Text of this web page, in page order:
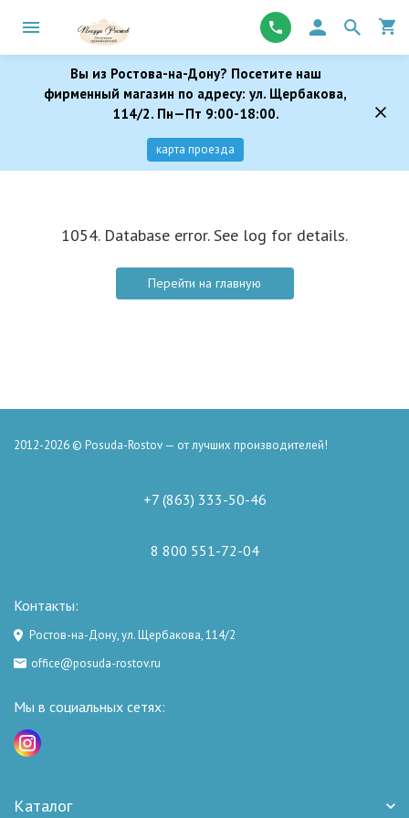
Вы из Ростова-на-Дону? Посетите наш
фирменный магазин по адресу: ул. Щербакова,
114/2. Пн—Пт 9:00-18:00.
карта проезда
1054. Database error. See log for details.
Перейти на главную
2012-2026 © Posuda-Rostov — от лучших производителей!
+7 (863) 333-50-46
8 800 551-72-04
Контакты:
Ростов-на-Дону, ул. Щербакова, 114/2
office@posuda-rostov.ru
Мы в социальных сетях:
Каталог